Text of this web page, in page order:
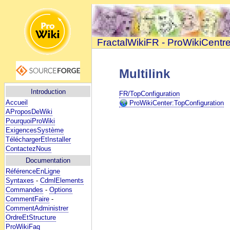
Introduction
Accueil
AProposDeWiki
PourquoiProWiki
ExigencesSystème
TéléchargerEtInstaller
ContactezNous
Documentation
RéférenceEnLigne
Syntaxes - CdmlElements
Commandes - Options
CommentFaire -
CommentAdministrer
OrdreEtStructure
ProWikiFaq
FractalWikiFR -
Multilink
FR/TopConfiguration
ProWikiCenter:TopConfiguration